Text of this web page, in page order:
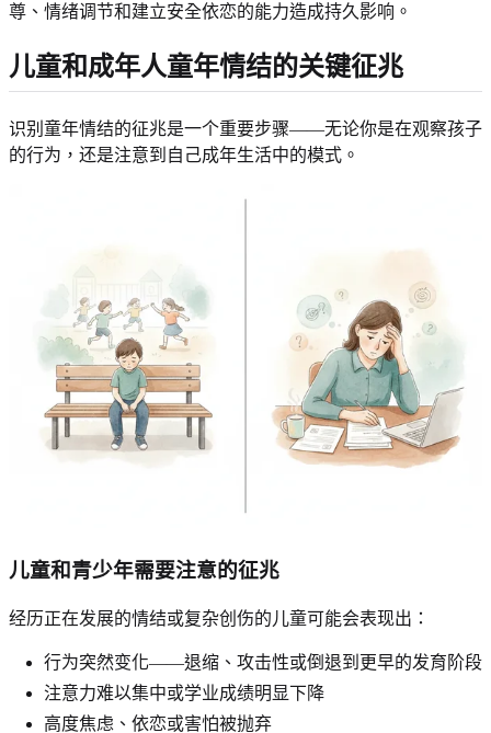
尊、情绪调节和建立安全依恋的能力造成持久影响。
儿童和成年人童年情结的关键征兆
识别童年情结的征兆是一个重要步骤——无论你是在观察孩子
的行为，还是注意到自己成年生活中的模式。
儿童和青少年需要注意的征兆
经历正在发展的情结或复杂创伤的儿童可能会表现出：
行为突然变化——退缩、攻击性或倒退到更早的发育阶段
注意力难以集中或学业成绩明显下降
高度焦虑、依恋或害怕被抛弃